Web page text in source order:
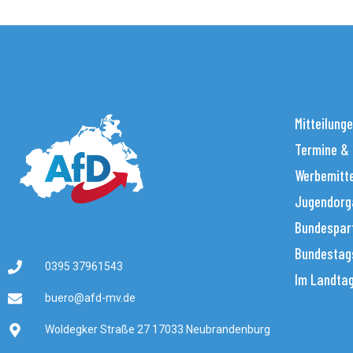
0395 37961543
buero@afd-mv.de
Woldegker Straße 27 17033 Neubrandenburg
Termine
Im